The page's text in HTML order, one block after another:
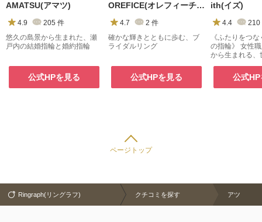
AMATSU(アマツ)
4.9 205 件
悠久の島景から生まれた、瀬
戸内の結婚指輪と婚約指輪
公式HPを見る
OREFICE(オレフィーチェ)
4.7 2 件
確かな輝きとともに歩む、ブ
ライダルリング
公式HPを見る
ith(イズ)
4.4
210
《ふたりをつ
の指輪》 女性
から生まれる、
公式
ページトップ
Ringraph(リングラフ) クチコミを探す アツ